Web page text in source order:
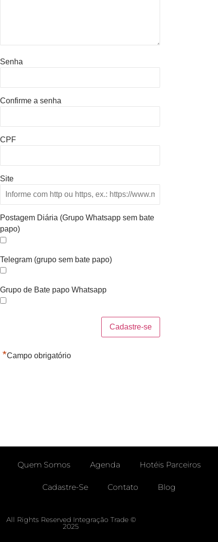
Senha
Confirme a senha
CPF
Site
Postagem Diária (Grupo Whatsapp sem bate
papo)
Telegram (grupo sem bate papo)
Grupo de Bate papo Whatsapp
*Campo obrigatório
Quem Somos Agenda Hotéis Parceiros
Cadastre-Se Contato Blog
Meus Chamados
All Rights Reserved Integração Trade ©
2025